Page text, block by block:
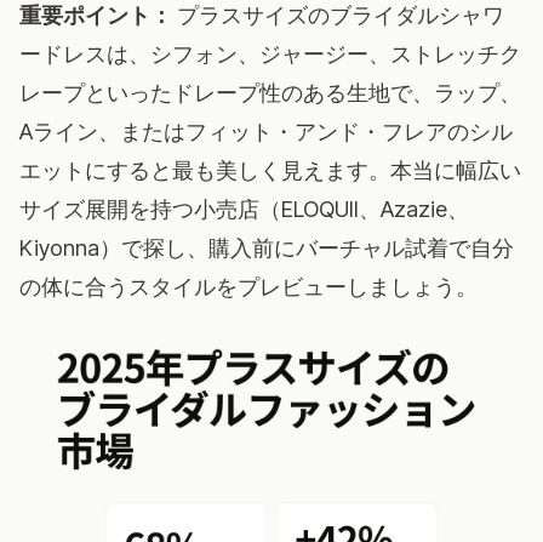
重要ポイント： プラスサイズのブライダルシャワ
ードレスは、シフォン、ジャージー、ストレッチク
レープといったドレープ性のある生地で、ラップ、
Aライン、またはフィット・アンド・フレアのシル
エットにすると最も美しく見えます。本当に幅広い
サイズ展開を持つ小売店（ELOQUII、Azazie、
Kiyonna）で探し、購入前にバーチャル試着で自分
の体に合うスタイルをプレビューしましょう。